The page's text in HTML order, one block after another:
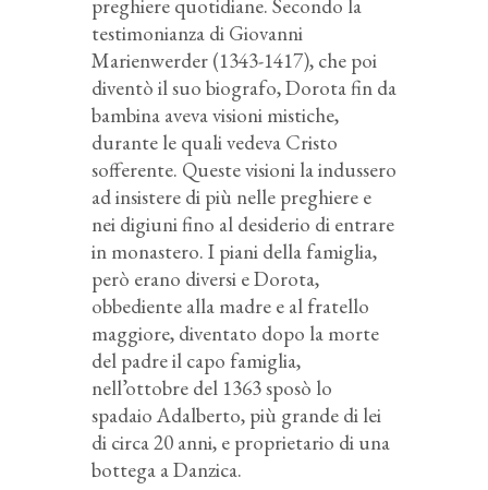
preghiere quotidiane. Secondo la
testimonianza di Giovanni
Marienwerder (1343-1417), che poi
diventò il suo biografo, Dorota fin da
bambina aveva visioni mistiche,
durante le quali vedeva Cristo
sofferente. Queste visioni la indussero
ad insistere di più nelle preghiere e
nei digiuni fino al desiderio di entrare
in monastero. I piani della famiglia,
però erano diversi e Dorota,
obbediente alla madre e al fratello
maggiore, diventato dopo la morte
del padre il capo famiglia,
nell’ottobre del 1363 sposò lo
spadaio Adalberto, più grande di lei
di circa 20 anni, e proprietario di una
bottega a Danzica.